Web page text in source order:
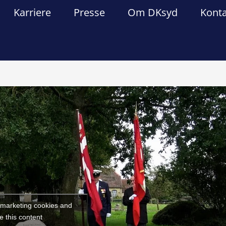
Karriere Presse Om DKsyd
cookies and
this content